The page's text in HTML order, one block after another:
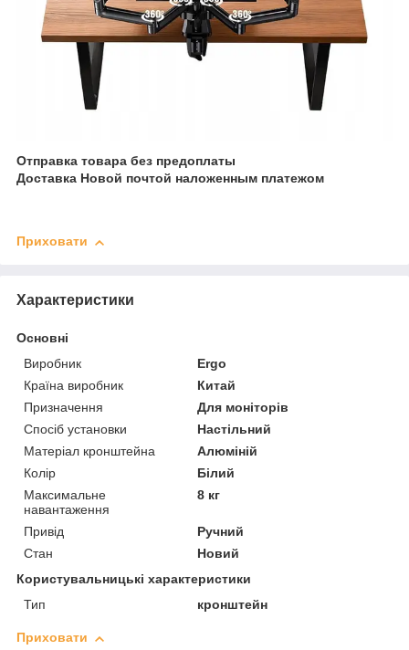
Отправка товара без предоплаты
Доставка Новой почтой наложенным платежом
Приховати
Характеристики
Основні
Виробник
Ergo
Країна виробник
Китай
Призначення
Для моніторів
Спосіб установки
Настільний
Матеріал кронштейна
Алюміній
Колір
Білий
Максимальне
навантаження
8 кг
Привід
Ручний
Стан
Новий
Користувальницькі характеристики
Тип
кронштейн
Приховати